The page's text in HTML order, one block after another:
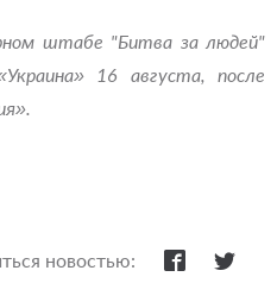
штабе "Битва за людей"
16 августа, после
новостью: